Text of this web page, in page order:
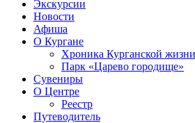
Экскурсии
Новости
Афиша
О Кургане
Хроника Курганской жизни
Парк «Царево городище»
Сувениры
О Центре
Реестр
Путеводитель